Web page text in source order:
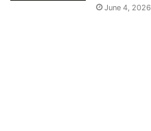
June 4, 2026